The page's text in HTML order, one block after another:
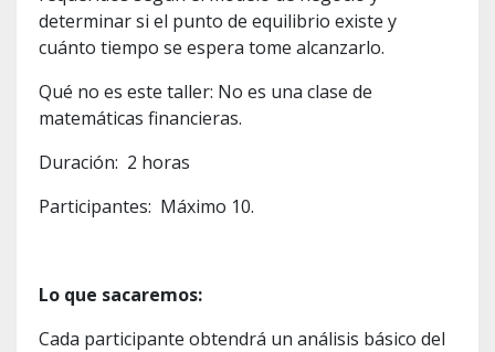
determinar si el punto de equilibrio existe y
cuánto tiempo se espera tome alcanzarlo.
Qué no es este taller: No es una clase de
matemáticas financieras.
Duración: 2 horas
Participantes: Máximo 10.
Lo que sacaremos:
Cada participante obtendrá un análisis básico del